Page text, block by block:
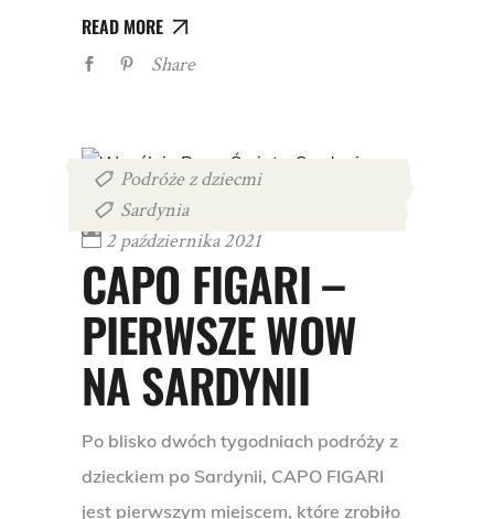
READ MORE
Share
Podróże z dziecmi
Sardynia
2 października 2021
CAPO FIGARI –
PIERWSZE WOW
NA SARDYNII
Po blisko dwóch tygodniach podróży z
dzieckiem po Sardynii, CAPO FIGARI
jest pierwszym miejscem, które zrobiło